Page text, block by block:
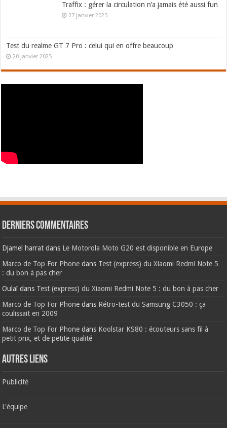
Traffix : gérer la circulation n’a jamais été aussi fun
27 janvier 2025
Test du realme GT 7 Pro : celui qui en offre beaucoup
20 janvier 2025
Derniers commentaires
Djamel harrat dans Le Motorola Moto G20 est disponible en Europe
Marco de Top For Phone dans Test (express) du Xiaomi Redmi Note 5
: du bon à pas cher
Oulaïdans Test (express) du Xiaomi Redmi Note 5 : du bon à pas cher
Marco de Top For Phone dans Rétro-test du Samsung C3050 : ça
coulissait en 2009
Marco de Top For Phone dans Koolstar KS80 : écouteurs sans fil à
petit prix, et de petite qualité
AUTRES LIENS
Publicité
L'équipe